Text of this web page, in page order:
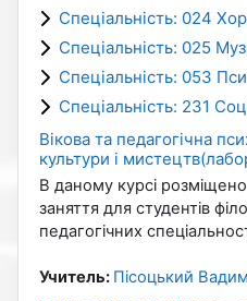
Спеціальність: 024
Спеціальність: 025
Спеціальність: 053
Спеціальність: 231
Вікова та педагогічна
культури і
В даному курсі
заняття для студентів
педагогічних
Учитель: Пісоцький